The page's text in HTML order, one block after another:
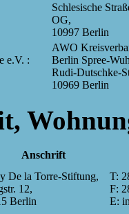
Schlesische
OG,
10997 Berlin
e.V. :
AWO
Berlin Spree-
Rudi-Dutschke-
10969 Berlin
Anschrift
De la Torre-Stiftung,
12,
Berlin
T:
F:
E: